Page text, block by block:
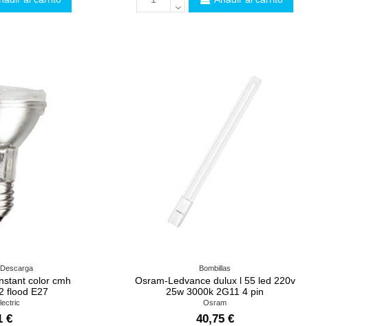
color cmh
flood E27
€
Bombillas
Osram-Ledvance dulux l 55 led 220v
25w 3000k 2G11 4 pin
Osram
40,75 €